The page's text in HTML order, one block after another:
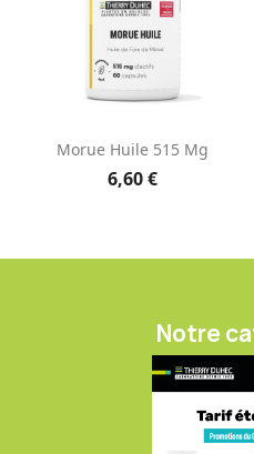
Morue Huile 515 Mg
6,60 €
Notre